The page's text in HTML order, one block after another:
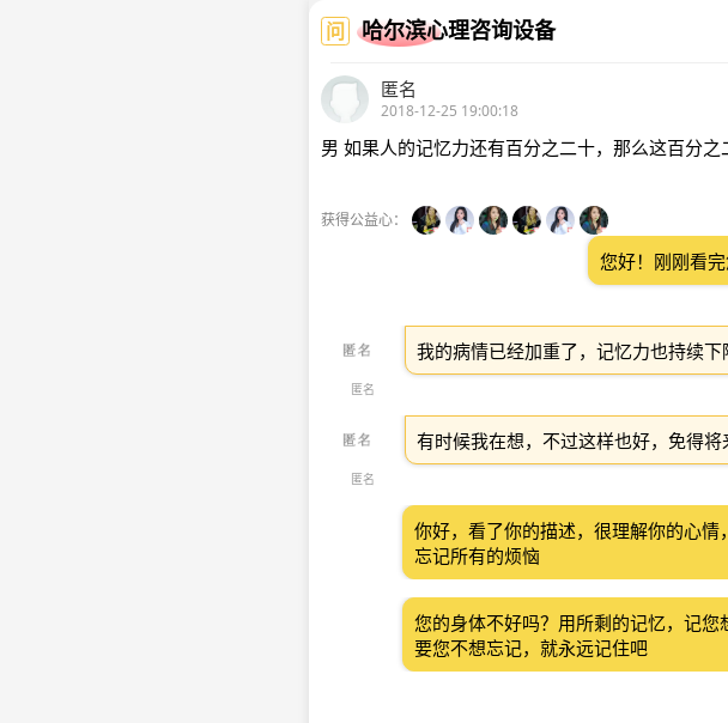
问 哈尔滨心理咨询设备
匿名
2018-12-25 19:00:18
男 如果人的记忆力还有百分之二十，那么这百分之
获得公益心：
您好！刚刚看
匿名
我的病情已经加重了，记忆力也持续下
匿名
有时候我在想，不过这样也好，免得将
你好，看了你的描述，很理解你的心情
忘记所有的烦恼
您的身体不好吗？用所剩的记忆，记
要您不想忘记，就永远记住吧